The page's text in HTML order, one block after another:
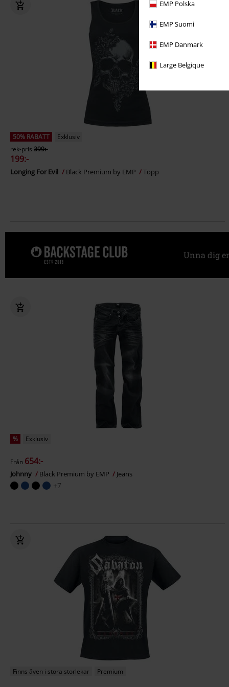
EMP Polska
EMP Suomi
EMP Danmark
Large Belgique
50% RABATT
Exklusiv
rek-pris 399:-
199:-
Longing For Evil Black Premium by EMP Topp
Unna dig
% Exklusiv
Från 654:-
Johnny Black Premium by EMP Jeans
+7
Finns även i stora storlekar Premium